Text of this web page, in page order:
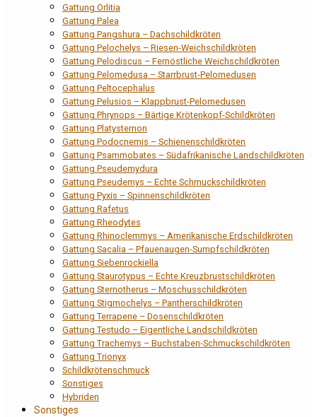
Gattung Orlitia
Gattung Palea
Gattung Pangshura – Dachschildkröten
Gattung Pelochelys – Riesen-Weichschildkröten
Gattung Pelodiscus – Fernöstliche Weichschildkröten
Gattung Pelomedusa – Starrbrust-Pelomedusen
Gattung Peltocephalus
Gattung Pelusios – Klappbrust-Pelomedusen
Gattung Phrynops – Bärtige Krötenkopf-Schildkröten
Gattung Platysternon
Gattung Podocnemis – Schienenschildkröten
Gattung Psammobates – Südafrikanische Landschildkröten
Gattung Pseudemydura
Gattung Pseudemys – Echte Schmuckschildkröten
Gattung Pyxis – Spinnenschildkröten
Gattung Rafetus
Gattung Rheodytes
Gattung Rhinoclemmys – Amerikanische Erdschildkröten
Gattung Sacalia – Pfauenaugen-Sumpfschildkröten
Gattung Siebenrockiella
Gattung Staurotypus – Echte Kreuzbrustschildkröten
Gattung Sternotherus – Moschusschildkröten
Gattung Stigmochelys – Pantherschildkröten
Gattung Terrapene – Dosenschildkröten
Gattung Testudo – Eigentliche Landschildkröten
Gattung Trachemys – Buchstaben-Schmuckschildkröten
Gattung Trionyx
Schildkrötenschmuck
Sonstiges
Hybriden
Sonstiges